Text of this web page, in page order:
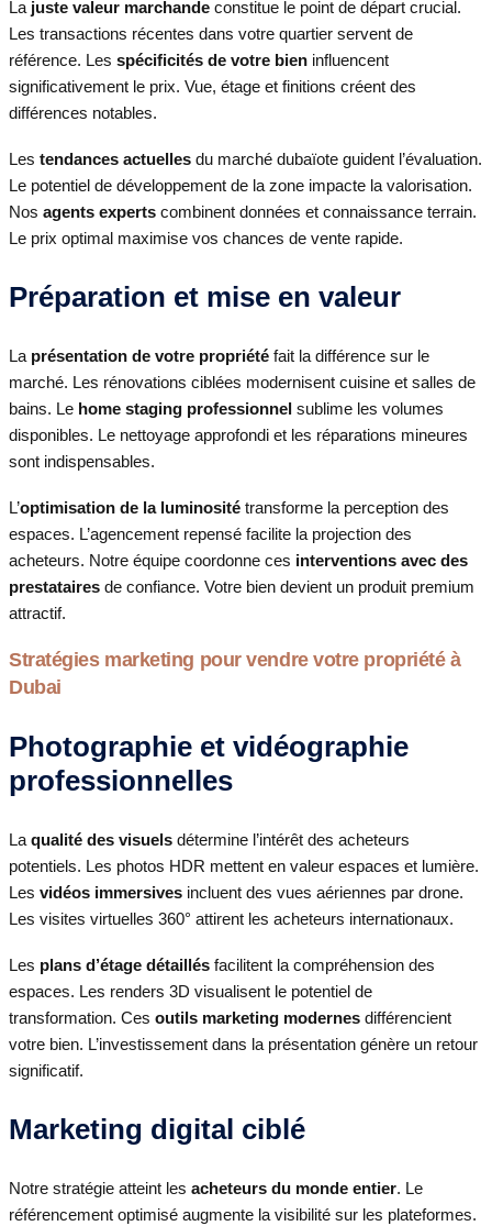
La juste valeur marchande constitue le point de départ crucial.
Les transactions récentes dans votre quartier servent de
référence. Les spécificités de votre bien influencent
significativement le prix. Vue, étage et finitions créent des
différences notables.
Les tendances actuelles du marché dubaïote guident l’évaluation.
Le potentiel de développement de la zone impacte la valorisation.
Nos agents experts combinent données et connaissance terrain.
Le prix optimal maximise vos chances de vente rapide.
Préparation et mise en valeur
La présentation de votre propriété fait la différence sur le
marché. Les rénovations ciblées modernisent cuisine et salles de
bains. Le home staging professionnel sublime les volumes
disponibles. Le nettoyage approfondi et les réparations mineures
sont indispensables.
L’optimisation de la luminosité transforme la perception des
espaces. L’agencement repensé facilite la projection des
acheteurs. Notre équipe coordonne ces interventions avec des
prestataires de confiance. Votre bien devient un produit premium
attractif.
Stratégies marketing pour vendre votre propriété à
Dubai
Photographie et vidéographie
professionnelles
La qualité des visuels détermine l’intérêt des acheteurs
potentiels. Les photos HDR mettent en valeur espaces et lumière.
Les vidéos immersives incluent des vues aériennes par drone.
Les visites virtuelles 360° attirent les acheteurs internationaux.
Les plans d’étage détaillés facilitent la compréhension des
espaces. Les renders 3D visualisent le potentiel de
transformation. Ces outils marketing modernes différencient
votre bien. L’investissement dans la présentation génère un retour
significatif.
Marketing digital ciblé
Notre stratégie atteint les acheteurs du monde entier. Le
référencement optimisé augmente la visibilité sur les plateformes.